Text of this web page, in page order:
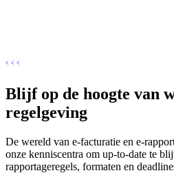
Blijf op de hoogte van
regelgeving
De wereld van e-facturatie en e-
onze kenniscentra om up-to-date te
rapportageregels, formaten en